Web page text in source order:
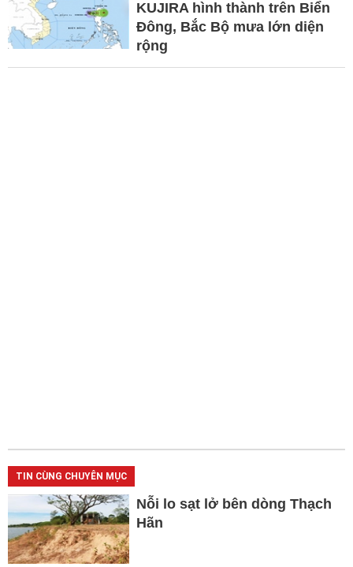
KUJIRA hình thành trên Biển
Đông, Bắc Bộ mưa lớn diện
rộng
TIN CÙNG CHUYÊN MỤC
Nỗi lo sạt lở bên dòng Thạch
Hãn